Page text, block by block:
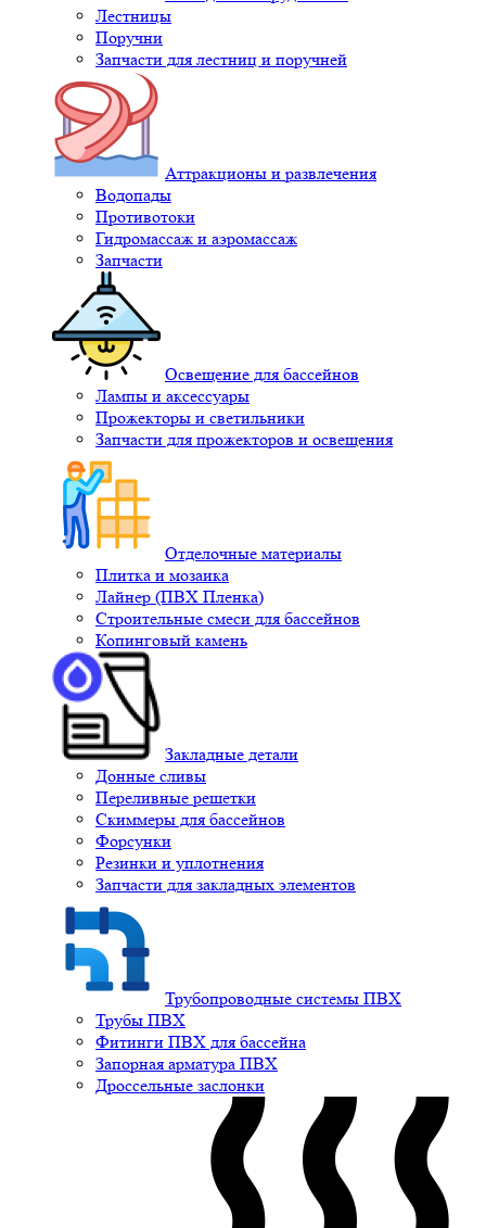
Лестницы
Поручни
Запчасти для лестниц и поручней
Аттракционы и развлечения
Водопады
Противотоки
Гидромассаж и аэромассаж
Запчасти
Освещение для бассейнов
Лампы и аксессуары
Прожекторы и светильники
Запчасти для прожекторов и освещения
Отделочные материалы
Плитка и мозаика
Лайнер (ПВХ Пленка)
Строительные смеси для бассейнов
Копинговый камень
Закладные детали
Донные сливы
Переливные решетки
Скиммеры для бассейнов
Форсунки
Резинки и уплотнения
Запчасти для закладных элементов
Трубопроводные системы ПВХ
Трубы ПВХ
Фитинги ПВХ для бассейна
Запорная арматура ПВХ
Дроссельные заслонки